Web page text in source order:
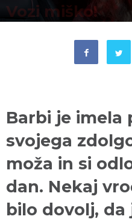
Vozi miško!
Barbi je imela
svojega
moža in si
dan. Nekaj
bilo dovolj, da